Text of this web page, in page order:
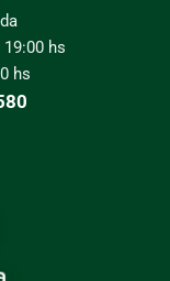
hs
hs